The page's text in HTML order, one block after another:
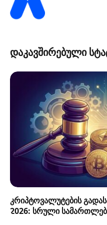
დაკავშირებული
კრიპტოვალუტების
2026: სრული